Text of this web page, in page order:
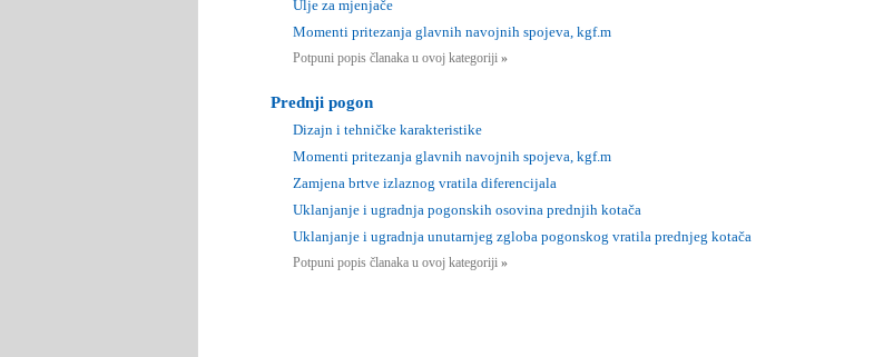
Ulje za mjenjače
Momenti pritezanja glavnih navojnih spojeva, kgf.m
Potpuni popis članaka u ovoj kategoriji »
Prednji pogon
Dizajn i tehničke karakteristike
Momenti pritezanja glavnih navojnih spojeva, kgf.m
Zamjena brtve izlaznog vratila diferencijala
Uklanjanje i ugradnja pogonskih osovina prednjih kotača
Uklanjanje i ugradnja unutarnjeg zgloba pogonskog vratila prednjeg kotača
Potpuni popis članaka u ovoj kategoriji »